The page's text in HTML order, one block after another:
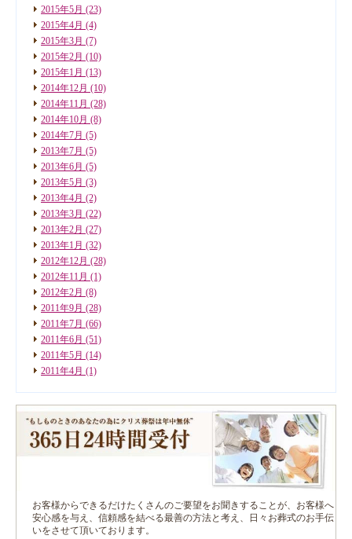
2015年5月 (23)
2015年4月 (4)
2015年3月 (7)
2015年2月 (10)
2015年1月 (13)
2014年12月 (10)
2014年11月 (28)
2014年10月 (8)
2014年7月 (5)
2013年7月 (5)
2013年6月 (5)
2013年5月 (3)
2013年4月 (2)
2013年3月 (22)
2013年2月 (27)
2013年1月 (32)
2012年12月 (28)
2012年11月 (1)
2012年2月 (8)
2011年9月 (28)
2011年7月 (66)
2011年6月 (51)
2011年5月 (14)
2011年4月 (1)
お客様からできるだけたくさんのご要望をお聞きすることが、お客様へ
安心感を与え、信頼感を結べる最善の方法と考え、日々お葬式のお手伝
いをさせて頂いております。